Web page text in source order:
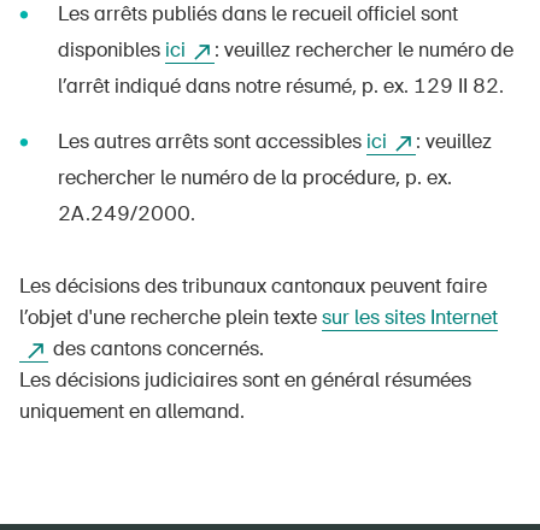
Les arrêts publiés dans le recueil officiel sont
disponibles ici
: veuillez rechercher le numéro de
l’arrêt indiqué dans notre résumé, p. ex. 129 II 82.
Les autres arrêts sont accessibles ici
: veuillez
rechercher le numéro de la procédure, p. ex.
2A.249/2000.
Les décisions des tribunaux cantonaux peuvent faire
l’objet d'une recherche plein textesur les sites Internet
des cantons concernés.
Les décisions judiciaires sont en général résumées
uniquement en allemand.